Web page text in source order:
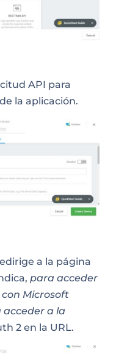
API para
la aplicación.
a la página
, para acceder
con Microsoft
acceder a la
2 en la URL.